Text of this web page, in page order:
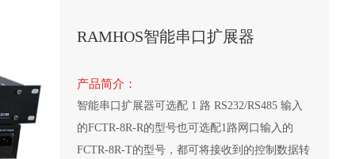
RAMHOS智能串口扩展器
产品简介：
智能串口扩展器可选配 1 路 RS232/RS485 输入
的FCTR-8R-R的型号也可选配1路网口输入的
FCTR-8R-T的型号，都可将接收到的控制数据转